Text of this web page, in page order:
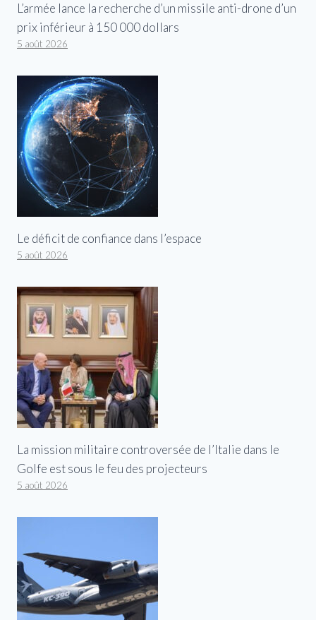
L’armée lance la recherche d’un missile anti-drone d’un
prix inférieur à 150 000 dollars
5 août 2026
Le déficit de confiance dans l’espace
5 août 2026
La mission militaire controversée de l’Italie dans le
Golfe est sous le feu des projecteurs
5 août 2026